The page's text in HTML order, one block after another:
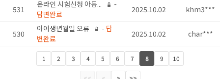
1 2 3 4 5 6 7 8 9 10
531
온라인 시험신청 아동...
-
답변완료
2025.10.02 khm3***
530
아이생년월일 오류 - 답
변완료
2025.10.02 char***